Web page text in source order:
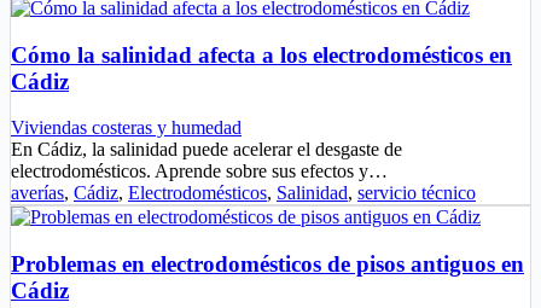
Cómo la salinidad afecta a los electrodomésticos en
Cádiz
Viviendas costeras y humedad
En Cádiz, la salinidad puede acelerar el desgaste de
electrodomésticos. Aprende sobre sus efectos y…
averías, Cádiz, Electrodomésticos, Salinidad, servicio técnico
Problemas en electrodomésticos de pisos antiguos en
Cádiz